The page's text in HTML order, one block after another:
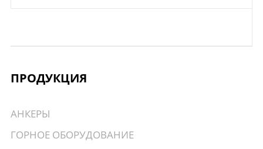
ПРОДУКЦИЯ
АНКЕРЫ
ГОРНОЕ ОБОРУДОВАНИЕ